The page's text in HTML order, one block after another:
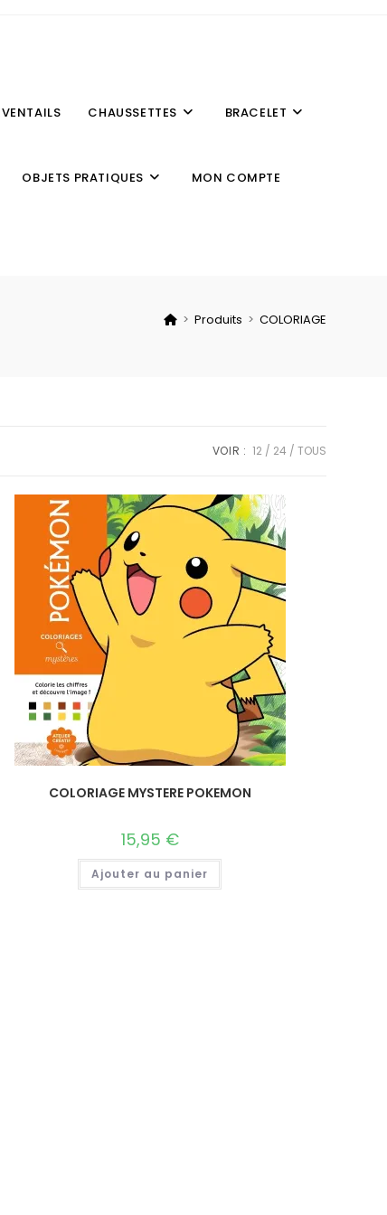
CHAUSSETTES BRACELET
OBJETS PRATIQUES MON COMPTE
> Produits > COLORIAGE
VOIR : 12 24 TOUS
COLORIAGE MYSTERE POKEMON
15,95 €
Ajouter au panier